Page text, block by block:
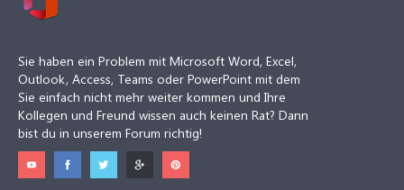
Sie haben ein Problem mit Microsoft Word, Excel,
Outlook, Access, Teams oder PowerPoint mit dem
Sie einfach nicht mehr weiter kommen und Ihre
Kollegen und Freund wissen auch keinen Rat? Dann
bist du in unserem Forum richtig!